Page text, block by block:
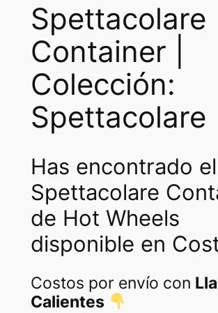
Spettacolare
Container |
Colección:
Spettacolare
Has encontrado el
Spettacolare
de Hot Wheels
disponible en
Costos por envío con
Calientes